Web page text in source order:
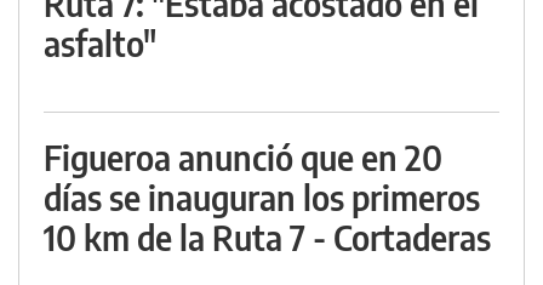
asfalto"
Figueroa anunció que en 20
días se inauguran los primeros
10 km de la Ruta 7 - Cortaderas